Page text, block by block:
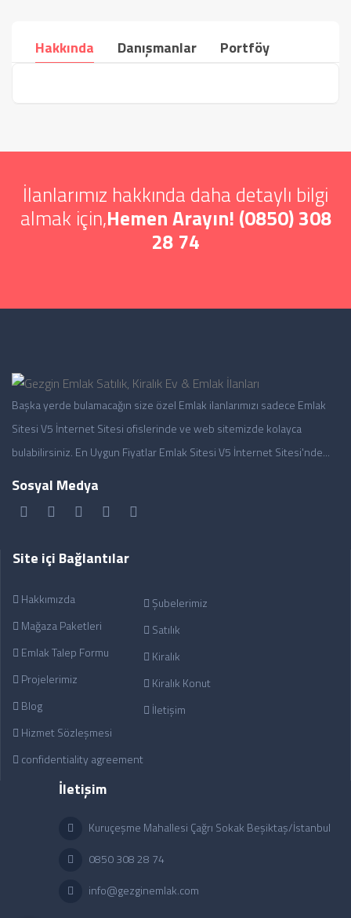
Hakkında Danışmanlar Portföy
İlanlarımız hakkında daha detaylı bilgi
almak için,Hemen Arayın! (0850) 308
28 74
Başka yerde bulamacağın size özel Emlak ilanlarımızı sadece Emlak
Sitesi V5 İnternet Sitesi ofislerinde ve web sitemizde kolayca
bulabilirsiniz. En Uygun Fiyatlar Emlak Sitesi V5 İnternet Sitesi'nde...
Sosyal Medya
Site içi Bağlantılar
Hakkımızda
Mağaza Paketleri
Emlak Talep Formu
Projelerimiz
Blog
Hizmet Sözleşmesi
confidentiality agreement
Şubelerimiz
Satılık
Kiralık
Kiralık Konut
İletişim
İletişim
Kuruçeşme Mahallesi Çağrı Sokak Beşiktaş/İstanbul
0850 308 28 74
info@gezginemlak.com